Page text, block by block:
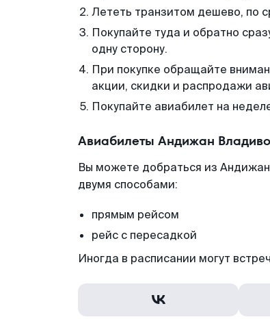
Лететь транзитом дешево, по
Покупайте туда и обратно
одну сторону.
При покупке обращайте
акции, скидки и распродажи
Покупайте авиабилет на
Авиабилеты Андижан
Вы можете добраться из
двумя способами:
прямым рейсом
рейс с пересадкой
Иногда в расписании могут